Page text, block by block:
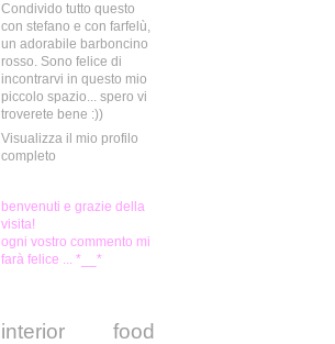
Condivido tutto questo
con stefano e con farfelù,
un adorabile barboncino
rosso. Sono felice di
incontrarvi in questo mio
piccolo spazio... spero vi
troverete bene :))
Visualizza il mio profilo
completo
benvenuti e grazie della
visita!
ogni vostro commento mi
farà felice ... *__*
interior
food